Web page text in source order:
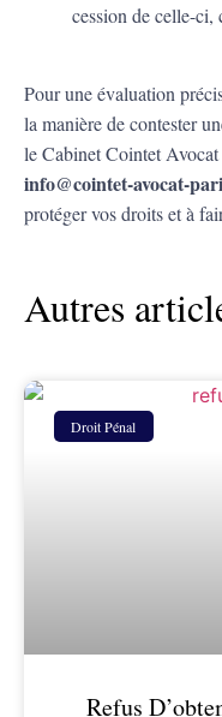
cession de celle-ci,
Pour une évaluation
la manière de contester
le Cabinet Cointet Avocat
info@cointet-avocat-
protéger vos droits et à
Autres
Droit Pénal
Refus